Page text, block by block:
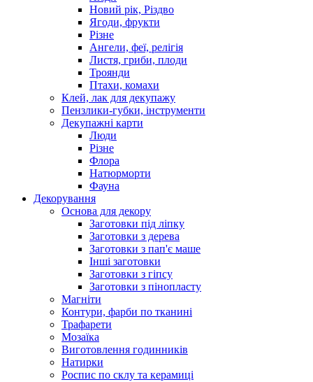
Новий рік, Різдво
Ягоди, фрукти
Різне
Ангели, феї, релігія
Листя, гриби, плоди
Троянди
Птахи, комахи
Клей, лак для декупажу
Пензлики-губки, інструменти
Декупажні карти
Люди
Різне
Флора
Натюрморти
Фауна
Декорування
Основа для декору
Заготовки під ліпку
Заготовки з дерева
Заготовки з пап'є маше
Інші заготовки
Заготовки з гіпсу
Заготовки з пінопласту
Магніти
Контури, фарби по тканині
Трафарети
Мозаїка
Виготовлення годинників
Натирки
Роспис по склу та керамиці